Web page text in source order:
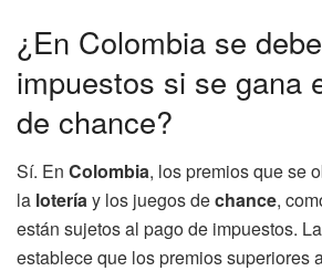
¿En Colombia se
impuestos si se gana
de chance?
Sí. En Colombia, los premios que se
la loteríay los juegos dechance,
están sujetos al pago de impuestos.
establece que los premios superiores